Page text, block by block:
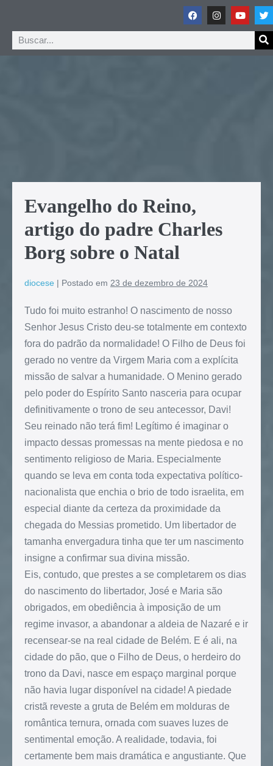
Evangelho do Reino,
artigo do padre Charles
Borg sobre o Natal
diocese | Postado em 23 de dezembro de 2024
Tudo foi muito estranho! O nascimento de nosso
Senhor Jesus Cristo deu-se totalmente em contexto
fora do padrão da normalidade! O Filho de Deus foi
gerado no ventre da Virgem Maria com a explícita
missão de salvar a humanidade. O Menino gerado
pelo poder do Espírito Santo nasceria para ocupar
definitivamente o trono de seu antecessor, Davi!
Seu reinado não terá fim! Legítimo é imaginar o
impacto dessas promessas na mente piedosa e no
sentimento religioso de Maria. Especialmente
quando se leva em conta toda expectativa político-
nacionalista que enchia o brio de todo israelita, em
especial diante da certeza da proximidade da
chegada do Messias prometido. Um libertador de
tamanha envergadura tinha que ter um nascimento
insigne a confirmar sua divina missão.
Eis, contudo, que prestes a se completarem os dias
do nascimento do libertador, José e Maria são
obrigados, em obediência à imposição de um
regime invasor, a abandonar a aldeia de Nazaré e ir
recensear-se na real cidade de Belém. E é ali, na
cidade do pão, que o Filho de Deus, o herdeiro do
trono da Davi, nasce em espaço marginal porque
não havia lugar disponível na cidade! A piedade
cristã reveste a gruta de Belém em molduras de
romântica ternura, ornada com suaves luzes de
sentimental emoção. A realidade, todavia, foi
certamente bem mais dramática e angustiante. Que